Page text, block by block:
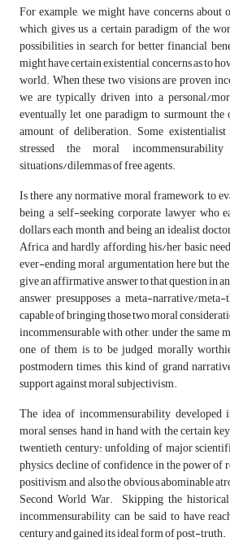
For example, we might have concerns about
which gives us a certain paradigm of the
possibilities in search for better financial
might have certain existential concerns as to
world. When these two visions are proven
we are typically driven into a personal/
eventually let one paradigm to surmount the
amount of deliberation. Some
stressed the moral
situations/dilemmas of free agents.
Is there any normative moral framework to
being a self-seeking corporate lawyer who
dollars each month and being an idealist
Africa and hardly affording his/her basic
ever-ending moral argumentation here but
give an affirmative answer to that question in
answer presupposes a meta-narrative/
capable of bringing those two moral
incommensurable with other, under the same
one of them is to be judged morally
postmodern times, this kind of grand
support against moral subjectivism.
The idea of incommensurability
moral senses, hand in hand with the certain
twentieth century: unfolding of major
physics, decline of confidence in the power
positivism, and also the obvious abominable
Second World War. Skipping the
incommensurability can be said to have
century and gained its ideal form of post-truth.